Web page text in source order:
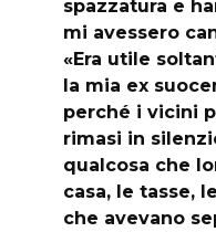
spazzatura e
mi avessero
«Era utile
la mia ex
perché i vicini
rimasi in
qualcosa che
casa, le tasse,
che avevano